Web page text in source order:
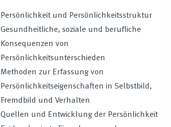
Persönlichkeit und Persönlichkeitsstruktur
Gesundheitliche, soziale und berufliche
Konsequenzen von
Persönlichkeitsunterschieden
Methoden zur Erfassung von
Persönlichkeitseigenschaften in Selbstbild,
Fremdbild und Verhalten
Quellen und Entwicklung der Persönlichkeit